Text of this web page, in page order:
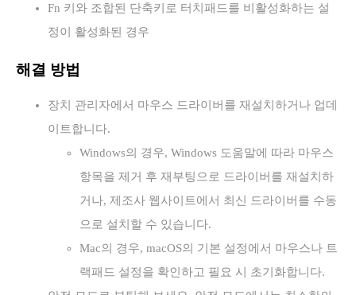
Fn 키와 조합된 단축키로 터치패드를 비활성화하는 설
정이 활성화된 경우
해결 방법
장치 관리자에서 마우스 드라이버를 재설치하거나 업데
이트합니다.
Windows의 경우, Windows 도움말에 따라 마우스
항목을 제거 후 재부팅으로 드라이버를 재설치하
거나, 제조사 웹사이트에서 최신 드라이버를 수동
으로 설치할 수 있습니다.
Mac의 경우, macOS의 기본 설정에서 마우스나 트
랙패드 설정을 확인하고 필요 시 초기화합니다.